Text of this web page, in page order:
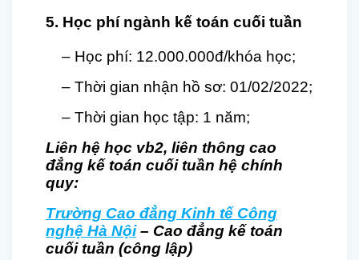
5. Học phí ngành kế toán cuối tuần
– Học phí: 12.000.000đ/khóa học;
– Thời gian nhận hồ sơ: 01/02/2022;
– Thời gian học tập: 1 năm;
Liên hệ học vb2, liên thông cao
đẳng kế toán cuối tuần hệ chính
quy:
Trường Cao đẳng Kinh tế Công
nghệ Hà Nội– Cao đẳng kế toán
cuối tuần (công lập)